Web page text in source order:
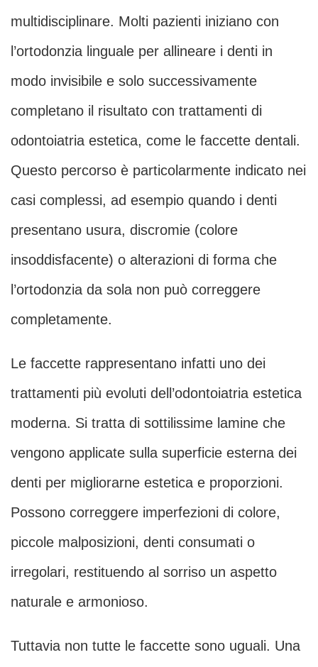
multidisciplinare. Molti pazienti iniziano con
l’ortodonzia linguale per allineare i denti in
modo invisibile e solo successivamente
completano il risultato con trattamenti di
odontoiatria estetica, come le faccette dentali.
Questo percorso è particolarmente indicato nei
casi complessi, ad esempio quando i denti
presentano usura, discromie (colore
insoddisfacente) o alterazioni di forma che
l’ortodonzia da sola non può correggere
completamente.
Le faccette rappresentano infatti uno dei
trattamenti più evoluti dell’odontoiatria estetica
moderna. Si tratta di sottilissime lamine che
vengono applicate sulla superficie esterna dei
denti per migliorarne estetica e proporzioni.
Possono correggere imperfezioni di colore,
piccole malposizioni, denti consumati o
irregolari, restituendo al sorriso un aspetto
naturale e armonioso.
Tuttavia non tutte le faccette sono uguali. Una